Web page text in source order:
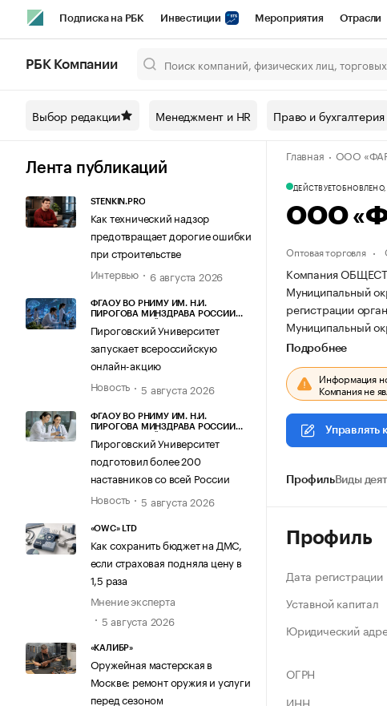
Подписка на РБК Инвестиции Мероприятия Отрасли
Спецпроекты СПб Конференции СПб Спецпроекты
Технологии и медиа Рынок наличной валюты
РБК Компании
Выбор редакции Менеджмент и HR Право и бухгалтерия
Лента публикаций
STENKIN.PRO
Как технический надзор
предотвращает дорогие ошибки
при строительстве
Интервью
6 августа 2026
ФГАОУ ВО РНИМУ ИМ. Н.И.
ПИРОГОВА МИНЗДРАВА РОССИИ
Пироговский Университет
запускает всероссийскую
онлайн-акцию
Новость
5 августа 2026
ФГАОУ ВО РНИМУ ИМ. Н.И.
ПИРОГОВА МИНЗДРАВА РОССИИ
Пироговский Университет
подготовил более 200
наставников со всей России
Новость
5 августа 2026
«OWC» LTD
Как сохранить бюджет на ДМС,
если страховая подняла цену в
1,5 раза
Мнение эксперта
5 августа 2026
«КАЛИБР»
Оружейная мастерская в
Москве: ремонт оружия и услуги
перед сезоном
Главная ООО
ДЕЙСТВУЕТОБНОВЛЕНО,
ООО
Оптовая торговля
Компания
Муниципальный
регистрации
Муниципальный
Подробнее
Информация
Компания не
Управлять
ПрофильВиды
Профиль
Дата регистрации
Уставной капитал
Юридический
ОГРН
ИНН